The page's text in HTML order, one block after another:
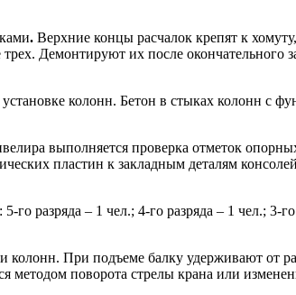
. Верхние концы расчалок крепят к
Демонтируют их после окончательного
колонн. Бетон в стыках колонн с
выполняется проверка отметок
пластин к закладным деталям
разряда – 1 чел.; 4-го разряда – 1 чел.; 3-
При подъеме балку удерживают от
поворота стрелы крана или